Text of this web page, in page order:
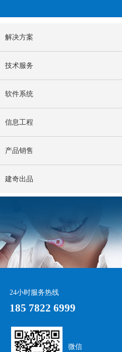
解决方案
技术服务
软件系统
信息工程
产品销售
建奇出品
微信
24小时服务热线
185 7822 6999